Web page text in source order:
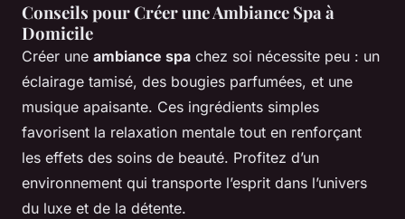
Conseils pour Créer une Ambiance Spa à
Domicile
Créer une ambiance spa chez soi nécessite peu : un
éclairage tamisé, des bougies parfumées, et une
musique apaisante. Ces ingrédients simples
favorisent la relaxation mentale tout en renforçant
les effets des soins de beauté. Profitez d’un
environnement qui transporte l’esprit dans l’univers
du luxe et de la détente.